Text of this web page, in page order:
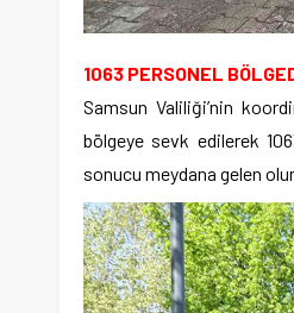
1063 PERSONEL
Samsun Valiliği’nin
bölgeye sevk edilerek
sonucu meydana gelen